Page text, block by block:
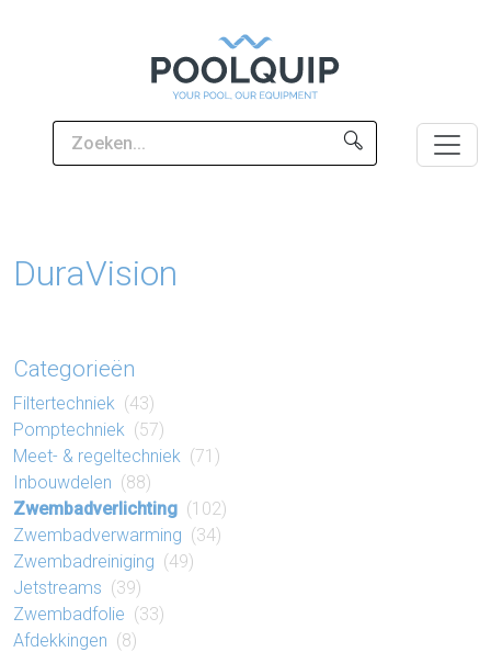
DuraVision
Categorieën
Filter​techniek (43)
Pomp​techniek (57)
Meet- & regel​techniek (71)
Inbouw​delen (88)
Zwembad​verlichting (102)
Zwembad​verwarming (34)
Zwembad​reiniging (49)
Jetstreams (39)
Zwembad​folie (33)
Af​dek​king​en (8)